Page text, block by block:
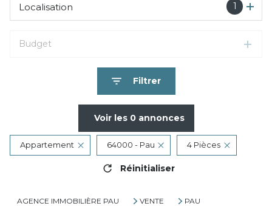
1
Localisation
Budget
Filtrer
Voir les 0annonces
Appartement 64000 - Pau 4 Pièces
Réinitialiser
AGENCE IMMOBILIÈRE PAU VENTE
PAU